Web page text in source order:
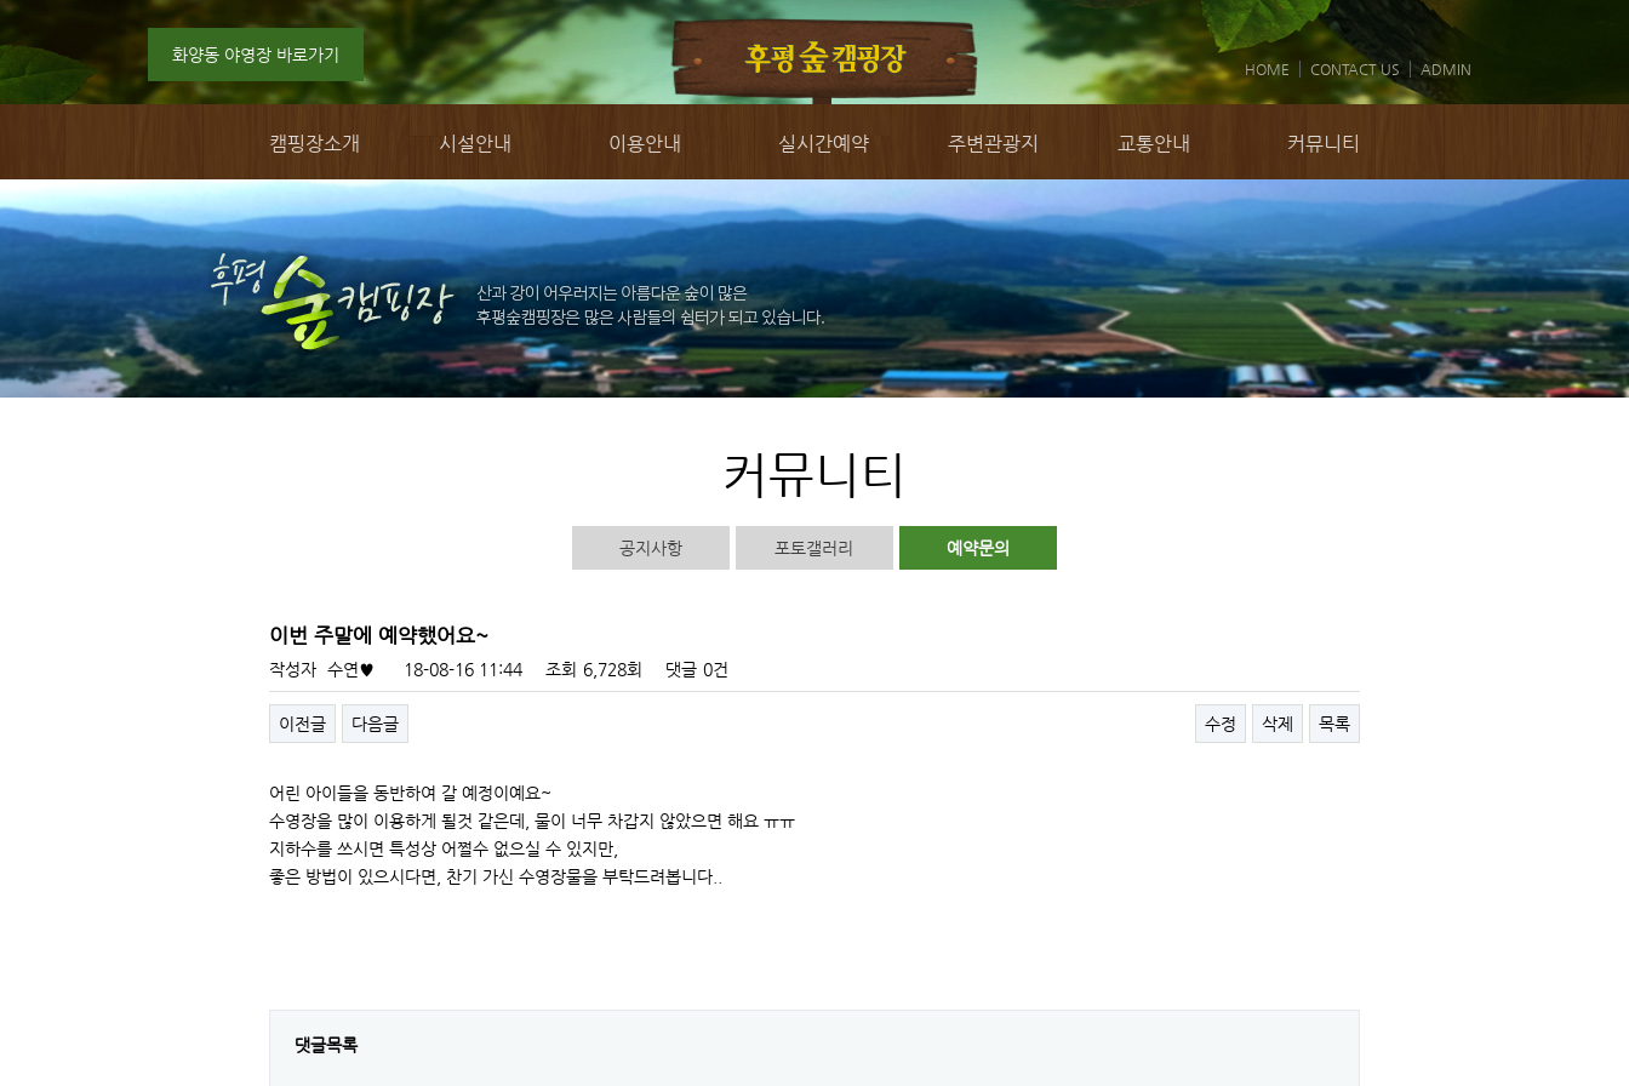
화양동 야영장 바로가기
HOME CONTACT US ADMIN
캠핑장소개 시설안내 이용안내 실시간예약 주변관광지 교통안내 커뮤니티
커뮤니티
공지사항 포토갤러리 예약문의
이번 주말에 예약했어요~
작성자 수연♥ 18-08-16 11:44 조회 6,728회 댓글 0건
이전글 다음글 수정 삭제 목록
어린 아이들을 동반하여 갈 예정이예요~
수영장을 많이 이용하게 될것 같은데, 물이 너무 차갑지 않았으면 해요 ㅠㅠ
지하수를 쓰시면 특성상 어쩔수 없으실 수 있지만,
좋은 방법이 있으시다면, 찬기 가신 수영장물을 부탁드려봅니다..
댓글목록